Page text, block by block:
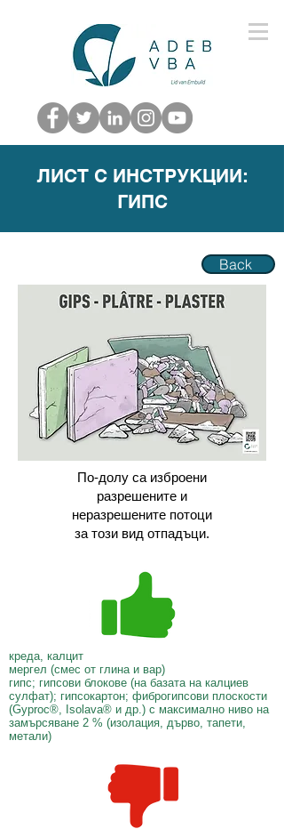
ЛИСТ С ИНСТРУКЦИИ:
ГИПС
Back
По-долу са изброени
разрешените и
неразрешените потоци
за този вид отпадъци.
креда, калцит
мергел (смес от глина и вар)
гипс; гипсови блокове (на базата на калциев
сулфат); гипсокартон; фиброгипсови плоскости
(Gyproc®, Isolava® и др.) с максимално ниво на
замърсяване 2 % (изолация, дърво, тапети,
метали)